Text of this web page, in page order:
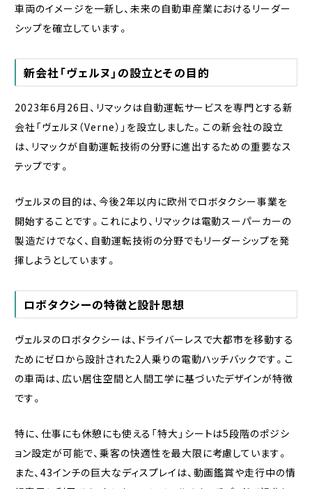
車両のイメージを一新し、未来の自動車産業におけるリーダー
シップを確立しています。
新会社「ヴェルヌ」の設立とその目的
2023年6月26日、リマックは自動運転サービスを専門とする新
会社「ヴェルヌ（Verne）」を設立しました。この新会社の設立
は、リマックが自動運転技術の分野に進出するための重要なス
テップです。
ヴェルヌの目的は、今後2年以内に欧州でロボタクシー事業を
開始することです。これにより、リマックは電動スーパーカーの
製造だけでなく、自動運転技術の分野でもリーダーシップを発
揮しようとしています。
ロボタクシーの特徴と設計思想
ヴェルヌのロボタクシーは、ドライバーレスで大都市を移動する
ためにゼロから設計された2人乗りの電動ハッチバックです。こ
の車両は、広い居住空間と人間工学に基づいたデザインが特徴
です。
特に、仕事にも休憩にも使える「特大」シートは5段階のポジシ
ョン設定が可能で、乗客の快適性を最大限に考慮しています。
また、43インチの巨大なディスプレイは、動画鑑賞や走行中の情